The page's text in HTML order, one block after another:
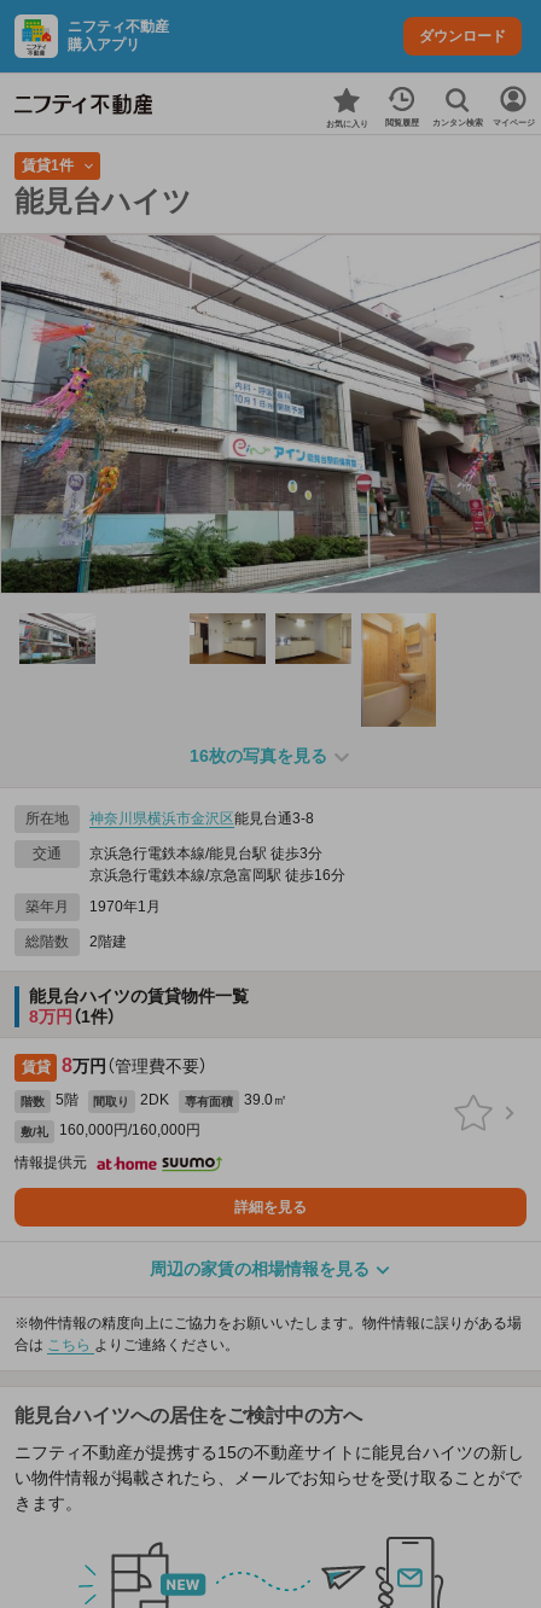
ニフティ不動産
購入アプリ
ダウンロード
お気に入り 閲覧履歴 カンタン検索 マイページ
賃貸1件
能見台ハイツ
16枚の写真を見る
所在地 神奈川県横浜市金沢区能見台通3-8
交通
京浜急行電鉄本線/能見台駅 徒歩3分
京浜急行電鉄本線/京急富岡駅 徒歩16分
築年月
1970年1月
総階数 2階建
能見台ハイツの賃貸物件一覧
8万円 （1件）
賃貸 8万円 （管理費不要）
階数 5階 間取り 2DK 専有面積 39.0㎡
敷/礼
160,000円/160,000円
情報提供元
詳細を見る
周辺の家賃の相場情報を見る
※物件情報の精度向上にご協力をお願いいたします。物件情報に誤りがある場
合は こちら よりご連絡ください。
能見台ハイツへの居住をご検討中の方へ
ニフティ不動産が提携する15の不動産サイトに能見台ハイツの新し
い物件情報が掲載されたら、メールでお知らせを受け取ることがで
きます。